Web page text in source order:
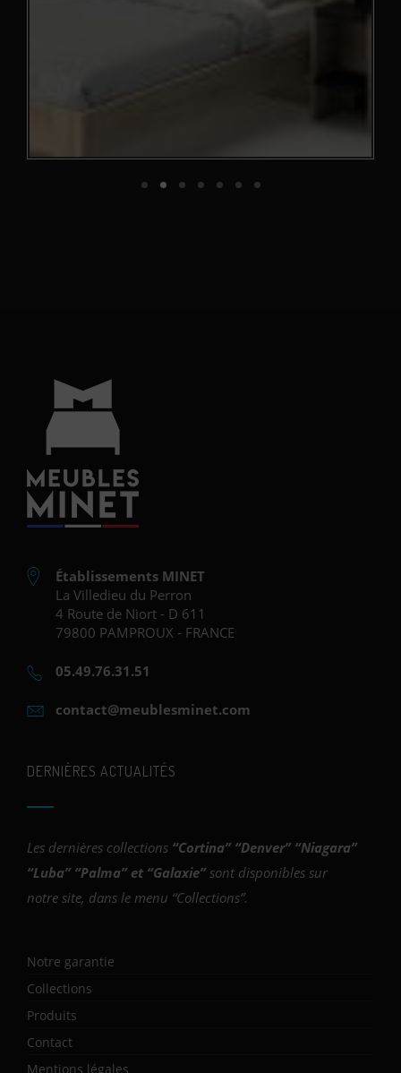
Établissements MINET
La Villedieu du Perron
4 Route de Niort - D 611
79800 PAMPROUX - FRANCE
05.49.76.31.51
contact@meublesminet.com
DERNIÈRES ACTUALITÉS
Les dernières collections “Cortina” “Denver” “Niagara”
“Luba” “Palma” et “Galaxie” sont disponibles sur
notre site, dans le menu “Collections”.
Notre garantie
Collections
Produits
Contact
Mentions légales